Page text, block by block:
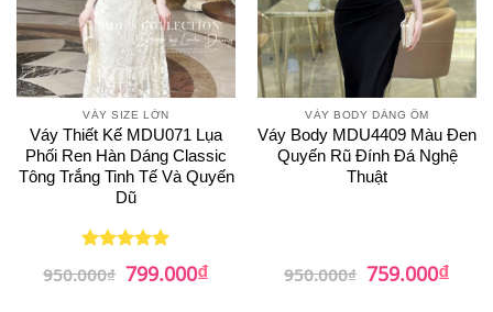
VÁY SIZE LỚN
Váy Thiết Kế MDU071 Lụa
Phối Ren Hàn Dáng Classic
Tông Trắng Tinh Tế Và Quyến
Dũ
Được xếp
hạng
55
950.000₫ Giá
gốc
799.000₫Giá
hiện
VÁY BODY DÁNG ÔM
Váy Body MDU4409 Màu Đen
Quyến Rũ Đính Đá Nghệ
Thuật
950.000₫ Giá
gốc
759.000₫Giá
hiện